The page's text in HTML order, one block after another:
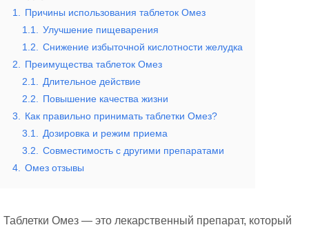
1.
Причины использования таблеток Омез
1.1.
Улучшение пищеварения
1.2.
Снижение избыточной кислотности желудка
2.
Преимущества таблеток Омез
2.1.
Длительное действие
2.2.
Повышение качества жизни
3.
Как правильно принимать таблетки Омез?
3.1.
Дозировка и режим приема
3.2.
Совместимость с другими препаратами
4.
Омез отзывы
Таблетки Омез — это лекарственный препарат, который